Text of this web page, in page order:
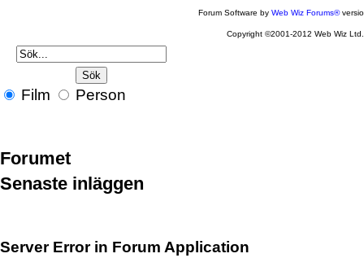
Forum Software byWeb Wiz Forums®
Copyright ©2001-2012 Web Wiz Ltd.
Film Person
Forumet
Senaste inläggen
Server Error in Forum Application